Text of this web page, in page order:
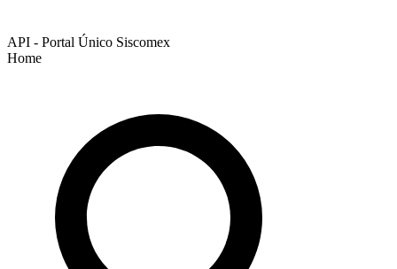
API - Portal Único Siscomex
Home